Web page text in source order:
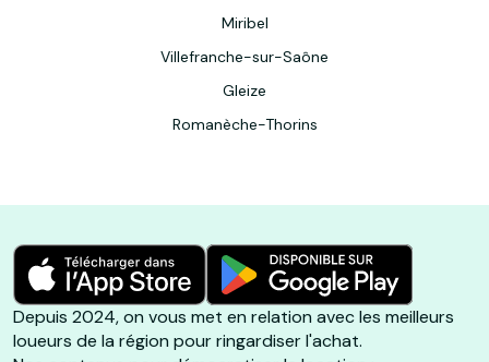
Miribel
Villefranche-sur-Saône
Gleize
Romanèche-Thorins
Depuis 2024, on vous met en relation avec les meilleurs
loueurs de la région pour ringardiser l'achat.